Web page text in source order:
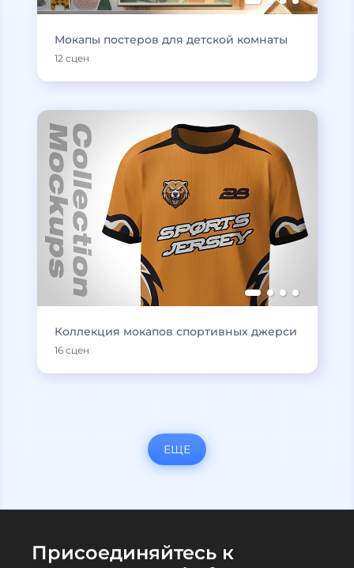
Мокапы постеров для детской комнаты
12 сцен
Коллекция мокапов спортивных джерси
16 сцен
ЕЩЕ
Присоединяйтесь к